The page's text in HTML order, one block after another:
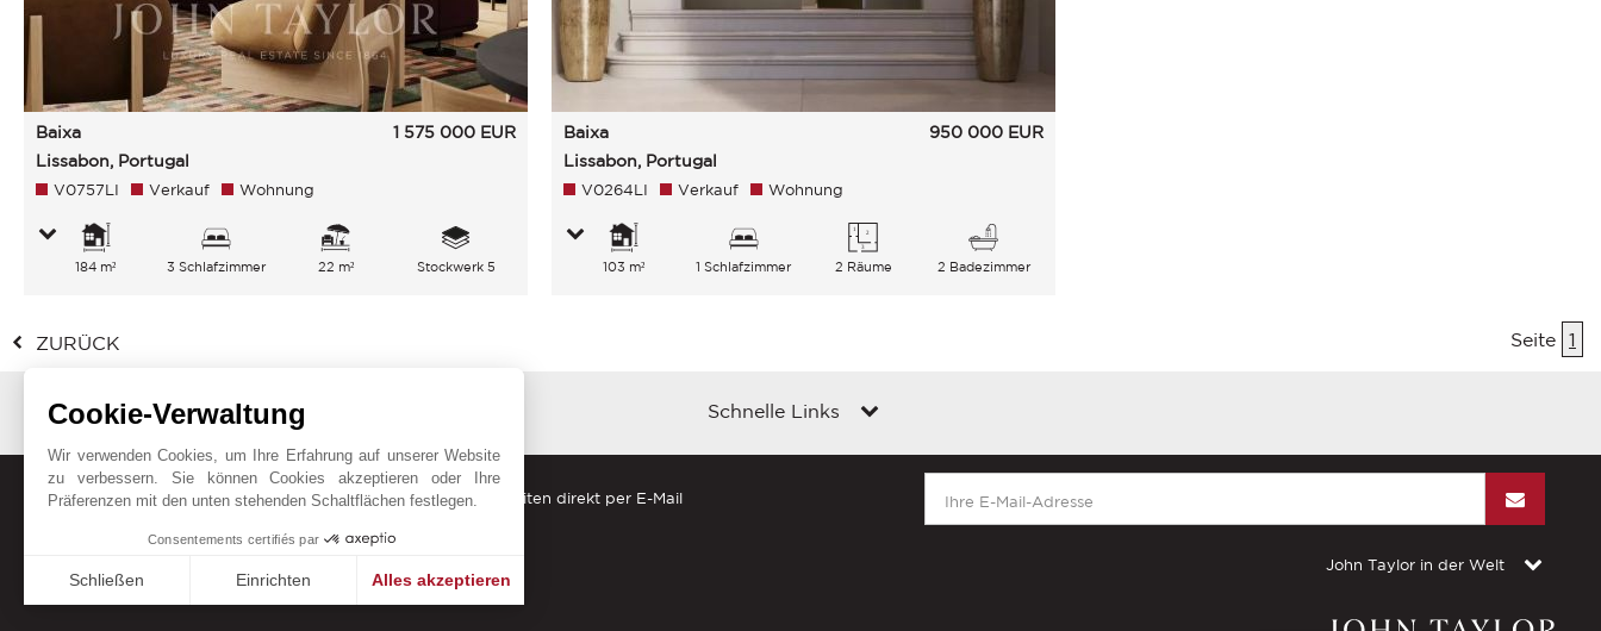
Baixa
Lissabon, Portugal
1 575 000 EUR
V0757LI Verkauf Wohnung
184 m² 3 Schlafzimmer 22 m² Stockwerk 5
Baixa
Lissabon, Portugal
950 000 EUR
V0264LI Verkauf Wohnung
103 m² 1 Schlafzimmer 2 Räume 2 Badezimmer
ZURÜCK Seite 1
Schnelle Links
Erhalten Sie unsere aktuellen Angebote, Trends und Neuigkeiten direkt per E-Mail
John Taylor in der Welt
Cookie-Verwaltung
Wir verwenden Cookies, um Ihre Erfahrung auf unserer Website
zu verbessern. Sie können Cookies akzeptieren oder Ihre
Präferenzen mit den unten stehenden Schaltflächen festlegen.
Consentements certifiés par
Schließen Einrichten Alles akzeptieren